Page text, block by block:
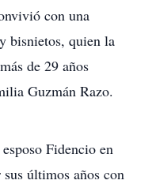
con una
bisnietos, quien la
de 29 años
Guzmán Razo.
Fidencio en
últimos años con